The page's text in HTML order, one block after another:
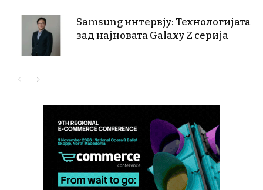
Samsung интервју: Технологијата
зад најновата Galaxy Z серија